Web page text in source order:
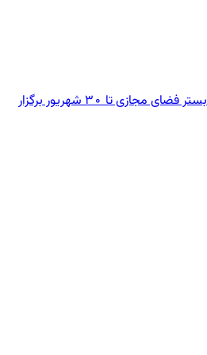
رئیس هیئت همگانی خراسان جنوبی گفت: پویش آماده باش با هدف افزایش تاب آوری شهروندان و برای مواجهه فعال هیئت های ورزش های همگانی خراسان جنوبی با کرونا در بستر فضای مجازی تا ۳۰ شهریور برگزار